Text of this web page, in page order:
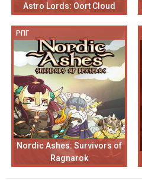
Astro Lords: Oort Cloud
РПГ
Nordic Ashes: Survivors of
Ragnarok